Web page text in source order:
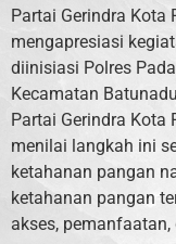
Partai Gerindra Kota
mengapresiasi
diinisiasi Polres
Kecamatan
Partai Gerindra Kota
menilai langkah ini
ketahanan pangan
ketahanan pangan
akses, pemanfaatan,